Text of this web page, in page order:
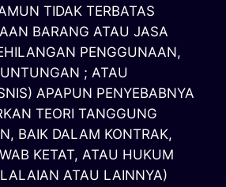
TIDAK TERBATAS
BARANG ATAU JASA
PENGGUNAAN,
; ATAU
APAPUN PENYEBABNYA
TEORI TANGGUNG
BAIK DALAM KONTRAK,
KETAT, ATAU HUKUM
ATAU LAINNYA)